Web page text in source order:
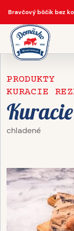
Bravčový bôčik bez
PRODUKTY
KURACIE
chladené